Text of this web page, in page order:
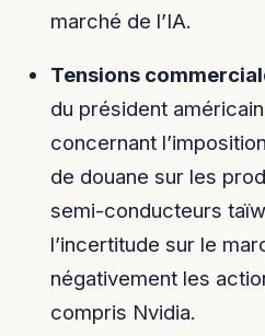
marché de l’IA.
Tensions
du président
concernant
de douane sur les
semi-conducteurs
l’incertitude sur le
négativement les
compris Nvidia.